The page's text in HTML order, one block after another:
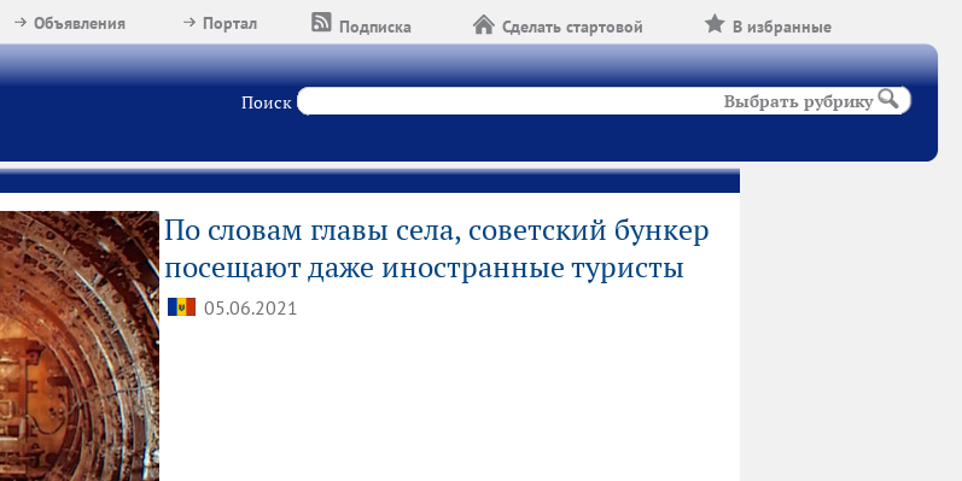
В избранные
Сделать стартовой
Подписка
Портал
Объявления
Поиск Выбрать рубрику
По словам главы села, советский бункер
посещают даже иностранные туристы
05.06.2021